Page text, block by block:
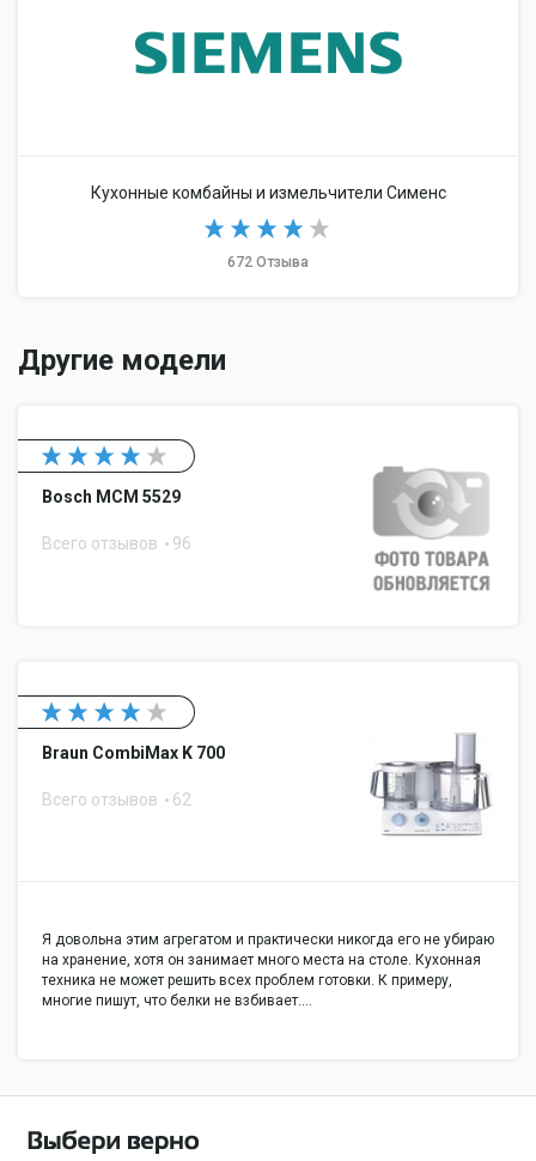
Кухонные комбайны и измельчители Сименс
672 Отзыва
Другие модели
Bosch MCM 5529
Всего отзывов 96
Braun CombiMax K 700
Всего отзывов 62
Я довольна этим агрегатом и практически никогда его не убираю
на хранение, хотя он занимает много места на столе. Кухонная
техника не может решить всех проблем готовки. К примеру,
многие пишут, что белки не взбивает.…